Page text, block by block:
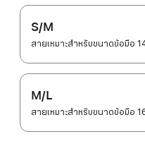
S/M
สายเหมาะสำหรับขนาดข้อมือ
M/L
สายเหมาะสำหรับขนาดข้อมือ